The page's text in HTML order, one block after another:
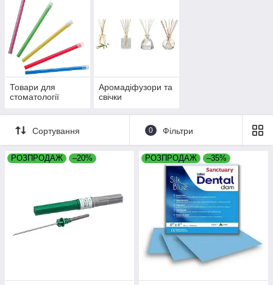
Товари для
стоматології
Аромадіфузори та
свічки
Сортування 0 Фільтри
РОЗПРОДАЖ –20% РОЗПРОДАЖ –35%